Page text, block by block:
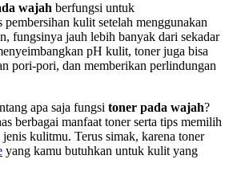
wajah berfungsi untuk
pembersihan kulit setelah menggunakan
fungsinya jauh lebih banyak dari sekadar
pH kulit, toner juga bisa
pori-pori, dan memberikan perlindungan
apa saja fungsi toner pada wajah?
berbagai manfaat toner serta tips memilih
kulitmu. Terus simak, karena toner
yang kamu butuhkan untuk kulit yang